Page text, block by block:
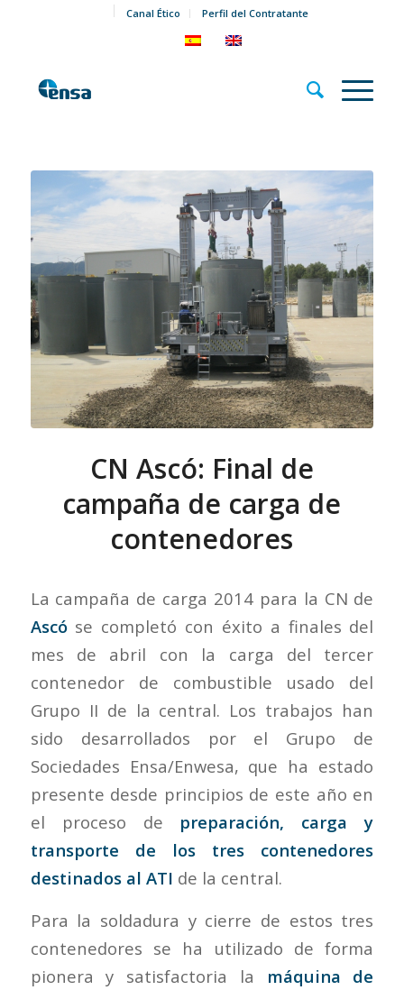
Canal Ético Perfil del Contratante
CN Ascó: Final de
campaña de carga de
contenedores
La campaña de carga 2014 para la CN de
Ascóse completó con éxito a finales del
mes de abril con la carga del tercer
contenedor de combustible usado del
Grupo II de la central. Los trabajos han
sido desarrollados por el Grupo de
Sociedades Ensa/Enwesa, que ha estado
presente desde principios de este año en
el proceso de preparación, carga y
transporte de los tres contenedores
destinados al ATI de la central.
Para la soldadura y cierre de estos tres
contenedores se ha utilizado de forma
pionera y satisfactoria la máquina de